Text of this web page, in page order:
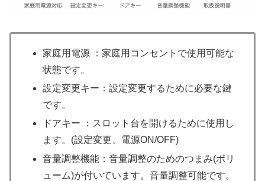
家庭用電源 ：家庭用コンセントで使用可能な
状態です。
設定変更キー：設定変更するために必要な鍵
です。
ドアキー ：スロット台を開けるために使用し
ます。(設定変更、電源ON/OFF)
音量調整機能：音量調整のためのつまみ(ボリ
ューム)が付いています。音量調整可能です。